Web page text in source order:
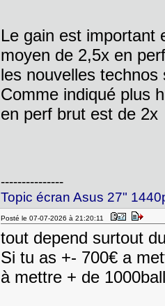
Le gain est important
moyen de 2,5x en
les nouvelles
Comme indiqué plus
en perf brut est de 2x
---------------
Topic écran Asus 27"
Posté le 07-07-2026 à 21:20:11
tout depend surtout
Si tu as +- 700€ a
à mettre + de